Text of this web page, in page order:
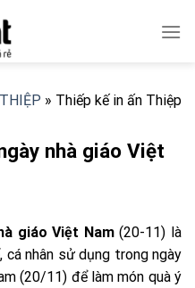
» Thiếp kế in ấn Thiệp
nhà giáo Việt
giáo Việt Nam(20-11) là
nhân sử dụng trong ngày
(20/11) để làm món quà ý